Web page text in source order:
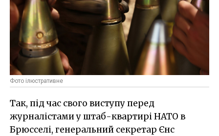
Фото ілюстративне
Так, під час свого виступу перед
журналістами у штаб-квартирі НАТО в
Брюсселі, генеральний секретар Єнс